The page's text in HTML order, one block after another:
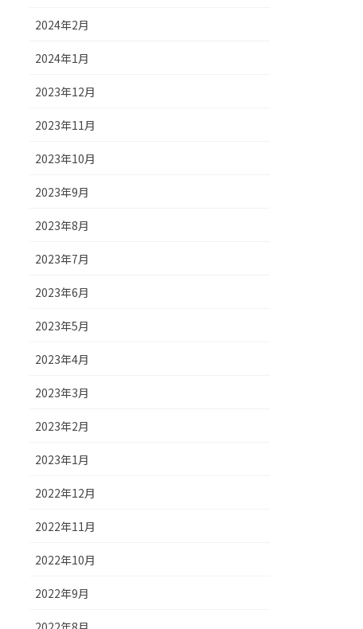
2024年2月
2024年1月
2023年12月
2023年11月
2023年10月
2023年9月
2023年8月
2023年7月
2023年6月
2023年5月
2023年4月
2023年3月
2023年2月
2023年1月
2022年12月
2022年11月
2022年10月
2022年9月